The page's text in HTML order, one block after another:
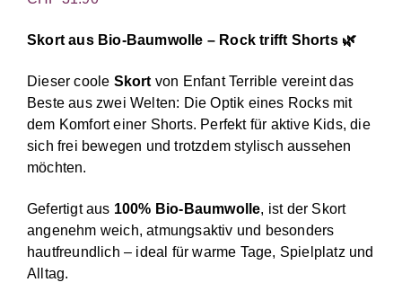
Skort aus Bio-Baumwolle – Rock trifft Shorts 🌿
Dieser coole Skort von Enfant Terrible vereint das
Beste aus zwei Welten: Die Optik eines Rocks mit
dem Komfort einer Shorts. Perfekt für aktive Kids, die
sich frei bewegen und trotzdem stylisch aussehen
möchten.
Gefertigt aus 100% Bio-Baumwolle, ist der Skort
angenehm weich, atmungsaktiv und besonders
hautfreundlich – ideal für warme Tage, Spielplatz und
Alltag.